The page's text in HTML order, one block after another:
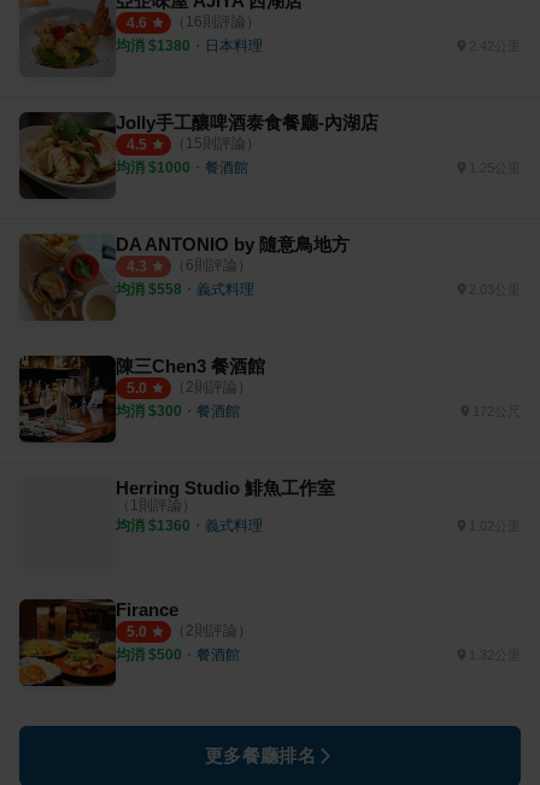
4.6 （ 16則評論）
均消 $1380 ・ 日本料理 2.42公里
Jolly手工釀啤酒泰食餐廳-內湖店
4.5 （ 15則評論）
均消 $1000 ・ 餐酒館 1.25公里
DA ANTONIO by 隨意鳥地方
4.3 （ 6則評論）
均消 $558 ・ 義式料理 2.03公里
陳三Chen3 餐酒館
5.0 （ 2則評論）
均消 $300 ・ 餐酒館 172公尺
Herring Studio 鯡魚工作室
（ 1則評論）
均消 $1360 ・ 義式料理 1.02公里
Firance
5.0 （ 2則評論）
均消 $500 ・ 餐酒館 1.32公里
更多餐廳排名